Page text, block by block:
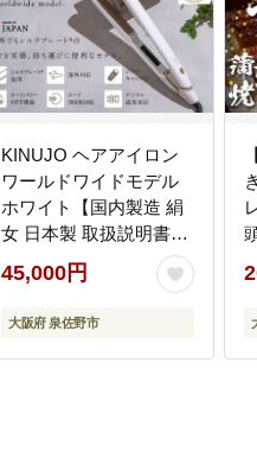
KINUJO ヘアアイロン
ワールドワイドモデル
ホワイト【国内製造 絹
女 日本製 取扱説明書付
き 1年間保証 美容家電
キヌジョ キヌージョ ギ
フト プレゼント 新生活
45,000円
大阪府 泉佐野市